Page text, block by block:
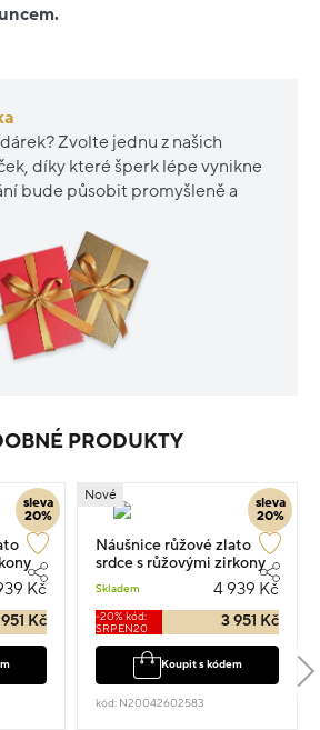
Zvolte jednu z našich
díky které šperk lépe vynikne
bude působit promyšleně a
PRODUKTY
sleva
20%
Kč
Kč
sleva
20%
Nové
Náušnice růžové zlato
srdce s růžovými zirkony
Skladem 4 939 Kč
-20% kód:
SRPEN20
3 951 Kč
Koupit s kódem
kód: N20042602583